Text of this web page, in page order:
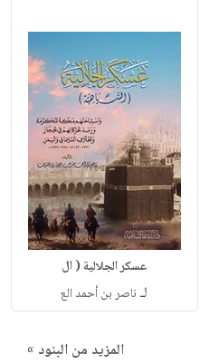
عسكر الجلالية ( ال
لـ ناصر بن أحمد الع
المزيد من البنود »